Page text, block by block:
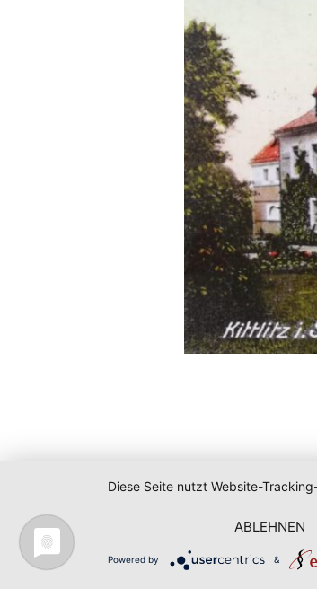
Diese Seite nutzt Website-
ABLEHNEN
Powered by &